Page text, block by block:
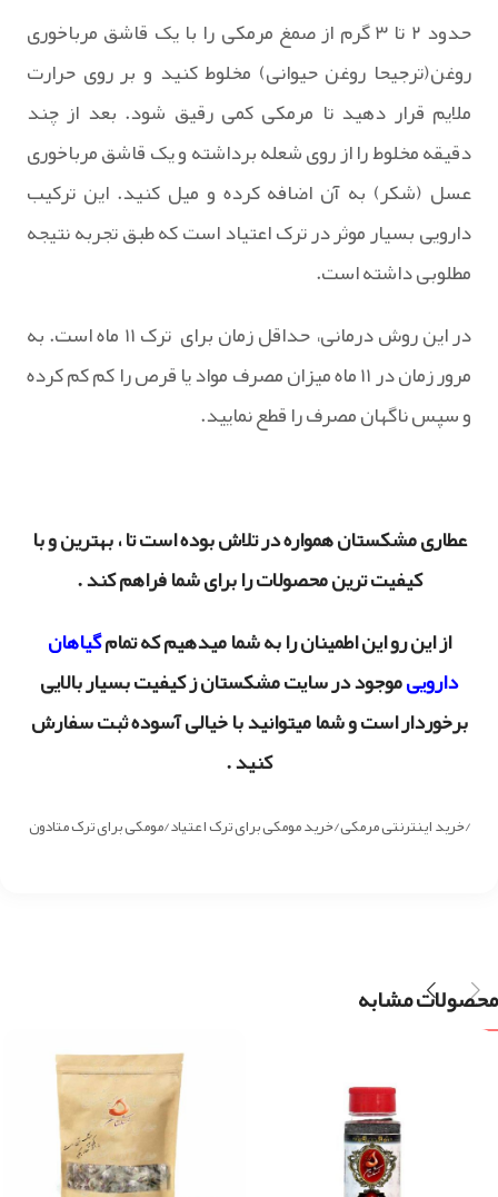
حدود ۲ تا ۳ گرم از صمغ مرمکی را با یک قاشق مرباخوری
روغن(ترجیحا روغن حیوانی) مخلوط کنید و بر روی حرارت
ملایم قرار دهید تا مرمکی کمی رقیق شود. بعد از چند
دقیقه مخلوط را از روی شعله برداشته و یک قاشق مرباخوری
عسل (شکر) به آن اضافه کرده و میل کنید. این ترکیب
دارویی بسیار موثر در ترک اعتیاد است که طبق تجربه نتیجه
مطلوبی داشته است.
در این روش درمانی، حداقل زمان برای ترک ۱۱ ماه است. به
مرور زمان در ۱۱ ماه میزان مصرف مواد یا قرص را کم کم کرده
و سپس ناگهان مصرف را قطع نمایید.
عطاری مشکستان همواره در تلاش بوده است تا ، بهترین و با
کیفیت ترین محصولات را برای شما فراهم کند .
از این رو این اطمینان را به شما میدهیم که تمامگیاهان
داروییموجود در سایت مشکستان ز کیفیت بسیار بالایی
برخوردار است و شما میتوانید با خیالی آسوده ثبت سفارش
کنید .
/خرید اینترنتی مرمکی/خرید مومکی برای ترک اعتیاد/مومکی برای ترک متادون
محصولات مشابه